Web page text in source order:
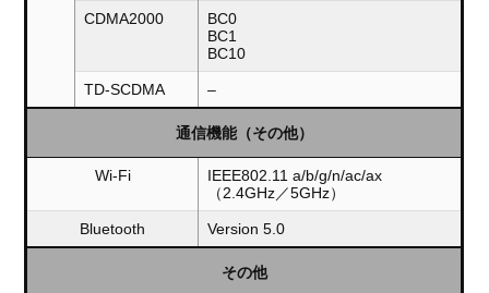
CDMA2000
BC0
BC1
BC10
TD-SCDMA –
通信機能（その他）
Wi-Fi
IEEE802.11 a/b/g/n/ac/ax
（2.4GHz／5GHz）
Bluetooth Version 5.0
その他